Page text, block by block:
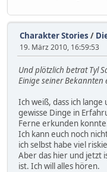
Charakter Stories /
19. März 2010, 16:59:53
Und plötzlich betrat Tyl
Einige seiner Bekannten
Ich weiß, dass ich
gewisse Dinge in
Ferne erkunden
Ich kann euch noch
ich selbst habe viel
Aber das hier und jetzt
ist. Ich will alles hören.